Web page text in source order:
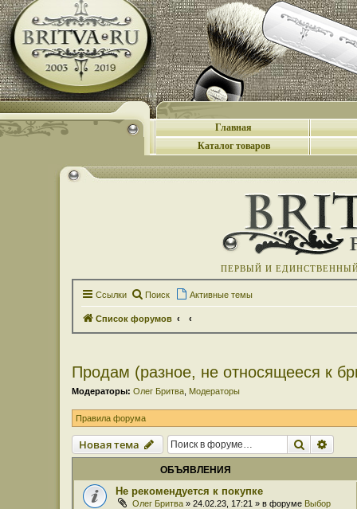
Главная
Каталог товаров
ПЕРВЫЙ И
Ссылки Поиск Активные темы
Список форумов
Продам (разное, не относящееся к
Модераторы: Олег Бритва Модераторы
Правила форума
Новая тема Поиск
ОБЪЯВЛЕНИЯ
Не рекомендуется к покупке
Олег Бритва » 24.02.23, 17:21 » в форуме Выбор